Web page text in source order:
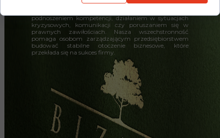
Jesteśmy ekspertami w dziedzinach związanych z
podnoszeniem kompetencji, działaniem w sytuacjach
kryzysowych, komunikacji czy poruszaniem się w
prawnych zawiłościach. Nasza wszechstronność
pomaga osobom zarządzającym przedsiębiorstwem
budować stabilne otoczenie biznesowe, które
przekłada się na sukces firmy.